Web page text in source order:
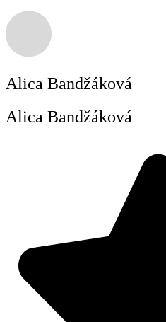
Alica Bandžáková
Alica Bandžáková